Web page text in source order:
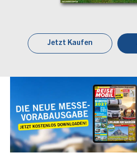
Jetzt Kaufen